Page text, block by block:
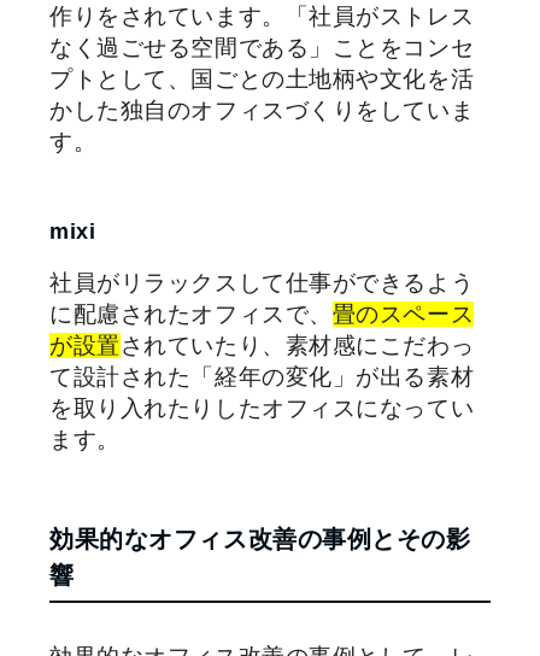
作りをされています。「社員がストレス
なく過ごせる空間である」ことをコンセ
プトとして、国ごとの土地柄や文化を活
かした独自のオフィスづくりをしていま
す。
mixi
社員がリラックスして仕事ができるよう
に配慮されたオフィスで、 畳のスペース
が設置されていたり、素材感にこだわっ
て設計された「経年の変化」が出る素材
を取り入れたりしたオフィスになってい
ます。
効果的なオフィス改善の事例とその影
響